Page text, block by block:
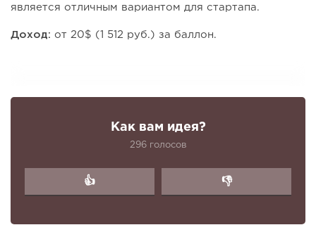
является отличным вариантом для стартапа.
Доход: от 20$ (1 512 руб.) за баллон.
Как вам идея?
296 голосов
👍 👎